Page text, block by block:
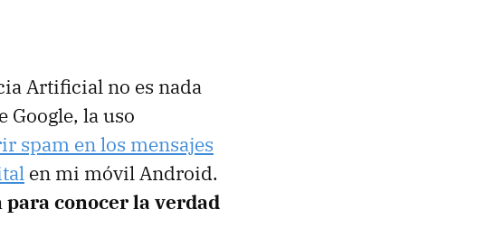
Artificial no es nada
Google, la uso
spam en los mensajes
en mi móvil Android.
conocer la verdad